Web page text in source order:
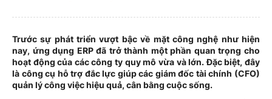
Trước sự phát triển vượt bậc về mặt công nghệ như hiện
nay, ứng dụng ERP đã trở thành một phần quan trọng cho
hoạt động của các công ty quy mô vừa và lớn. Đặc biệt, đây
là công cụ hỗ trợ đắc lực giúp các giám đốc tài chính (CFO)
quản lý công việc hiệu quả, cân bằng cuộc sống.